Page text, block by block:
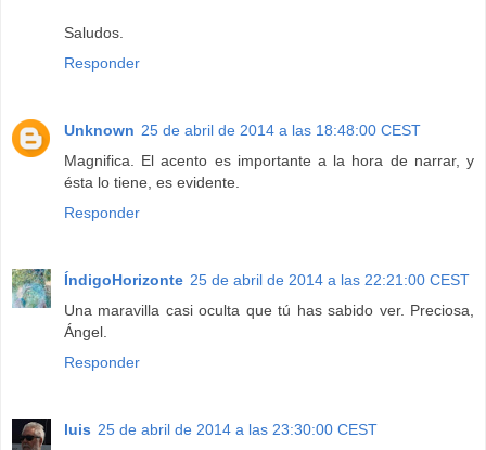
Saludos.
Responder
Unknown 25 de abril de 2014 a las 18:48:00 CEST
Magnifica. El acento es importante a la hora de narrar, y
ésta lo tiene, es evidente.
Responder
ÍndigoHorizonte 25 de abril de 2014 a las 22:21:00 CEST
Una maravilla casi oculta que tú has sabido ver. Preciosa,
Ángel.
Responder
luis 25 de abril de 2014 a las 23:30:00 CEST